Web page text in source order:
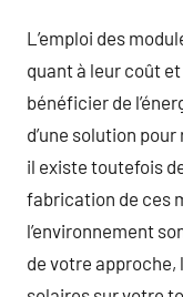
L’emploi des
quant à leur coût
bénéficier de
d’une solution
il existe toutefois
fabrication de ces
l’environnement
de votre approche,